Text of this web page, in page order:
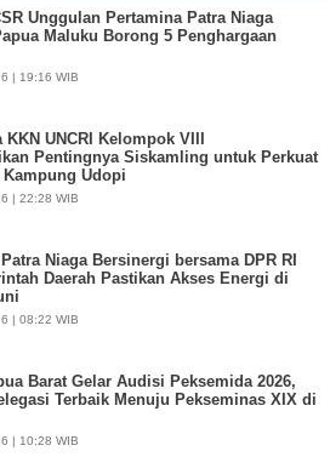
Unggulan Pertamina Patra Niaga
Maluku Borong 5 Penghargaan
| 19:16 WIB
KKN UNCRI Kelompok VIII
Pentingnya Siskamling untuk Perkuat
Kampung Udopi
| 22:28 WIB
Niaga Bersinergi bersama DPR RI
Daerah Pastikan Akses Energi di
| 08:22 WIB
Barat Gelar Audisi Peksemida 2026,
Terbaik Menuju Pekseminas XIX di
| 10:28 WIB